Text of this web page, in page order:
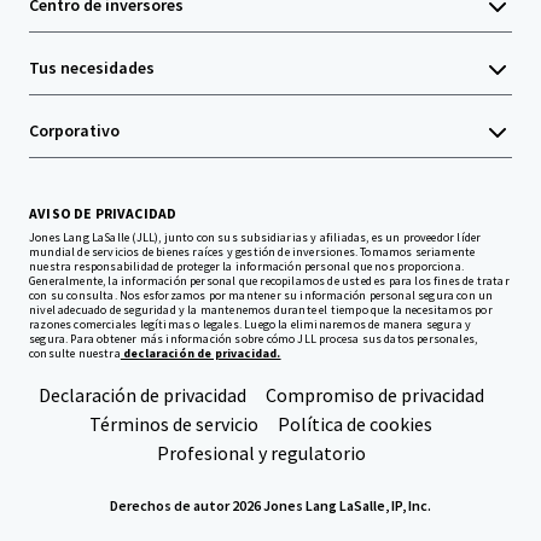
Centro de inversores
Tus necesidades
Corporativo
AVISO DE PRIVACIDAD
Jones Lang LaSalle (JLL), junto con sus subsidiarias y afiliadas, es un proveedor líder
mundial de servicios de bienes raíces y gestión de inversiones. Tomamos seriamente
nuestra responsabilidad de proteger la información personal que nos proporciona.
Generalmente, la información personal que recopilamos de usted es para los fines de tratar
con su consulta. Nos esforzamos por mantener su información personal segura con un
nivel adecuado de seguridad y la mantenemos durante el tiempo que la necesitamos por
razones comerciales legítimas o legales. Luego la eliminaremos de manera segura y
segura. Para obtener más información sobre cómo JLL procesa sus datos personales,
consulte nuestra declaración de privacidad.
Declaración de privacidad
Compromiso de privacidad
Términos de servicio
Política de cookies
Profesional y regulatorio
Derechos de autor 2026 Jones Lang LaSalle, IP, Inc.